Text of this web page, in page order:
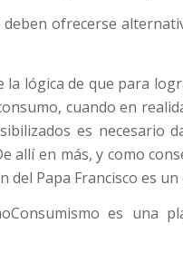
ofrecerse
la lógica de que para
cuando en
es necesario
allí en más, y como
del Papa Francisco es
es